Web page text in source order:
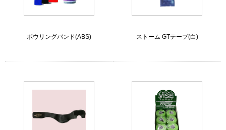
ボウリングバンド(ABS) ストーム GTテープ(白)